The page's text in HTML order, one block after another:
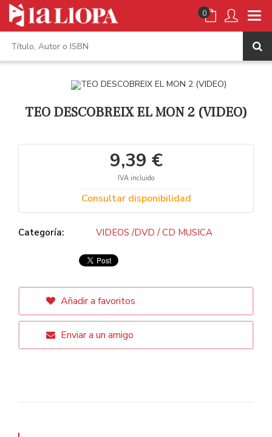
0
TEO DESCOBREIX EL MON 2 (VIDEO)
9,39 €
IVA incluido
Consultar disponibilidad
Categoría: VIDEOS /DVD / CD MUSICA
Añadir a favoritos
Enviar a un amigo